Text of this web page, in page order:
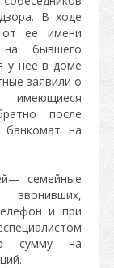
В ходе
ее имени
на бывшего
у нее в доме
заявили о
имеющиеся
после
банкомат на
семейные
звонивших,
и при
сумму на